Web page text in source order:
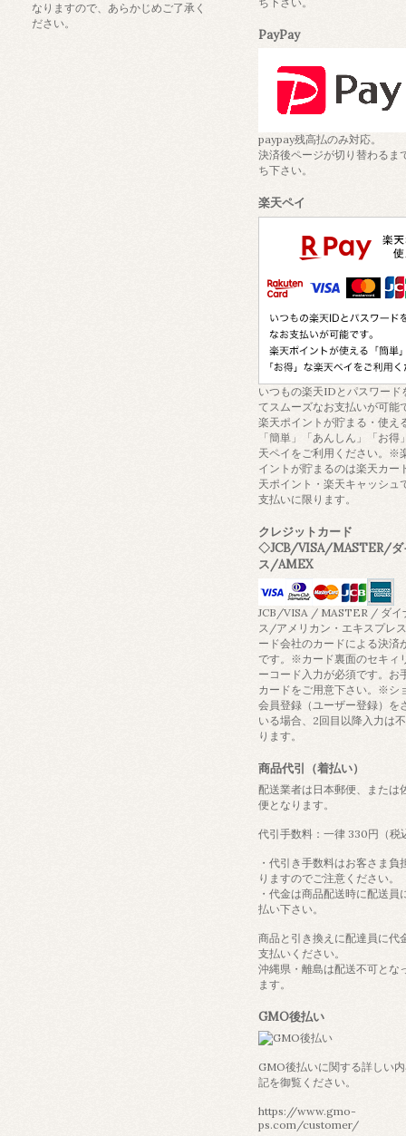
なりますので、あらかじめご了承く
ださい。
PayPay
paypay残高払のみ対応。
決済後ページが切り替わるま
ち下さい。
楽天ペイ
いつもの楽天IDとパスワード
てスムーズなお支払いが可能
楽天ポイントが貯まる・使え
「簡単」「あんしん」「お得
天ペイをご利用ください。※
イントが貯まるのは楽天カー
天ポイント・楽天キャッシュ
支払いに限ります。
クレジットカード
◇JCB/VISA/MASTER/ダ
ス/AMEX
JCB/VISA / MASTER / ダイ
ス/アメリカン・エキスプレ
ード会社のカードによる決済
です。※カード裏面のセキィ
ーコード入力が必須です。お
カードをご用意下さい。※シ
会員登録（ユーザー登録）を
いる場合、2回目以降入力は
ります。
商品代引（着払い）
配送業者は日本郵便、または
便となります。
代引手数料：一律 330円（税
・代引き手数料はお客さま負
りますのでご注意ください。
・代金は商品配送時に配送員
払い下さい。
商品と引き換えに配達員に代
支払いください。
沖縄県・離島は配送不可とな
ます。
GMO後払い
GMO後払いに関する詳しい
記を御覧ください。
https://www.gmo-
ps.com/customer/